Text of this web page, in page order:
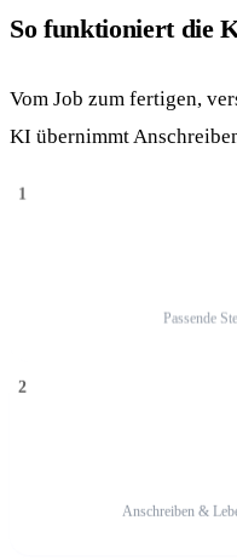
So funktioniert die
Vom Job zum fertigen,
KI übernimmt
Passende
Anschreiben &